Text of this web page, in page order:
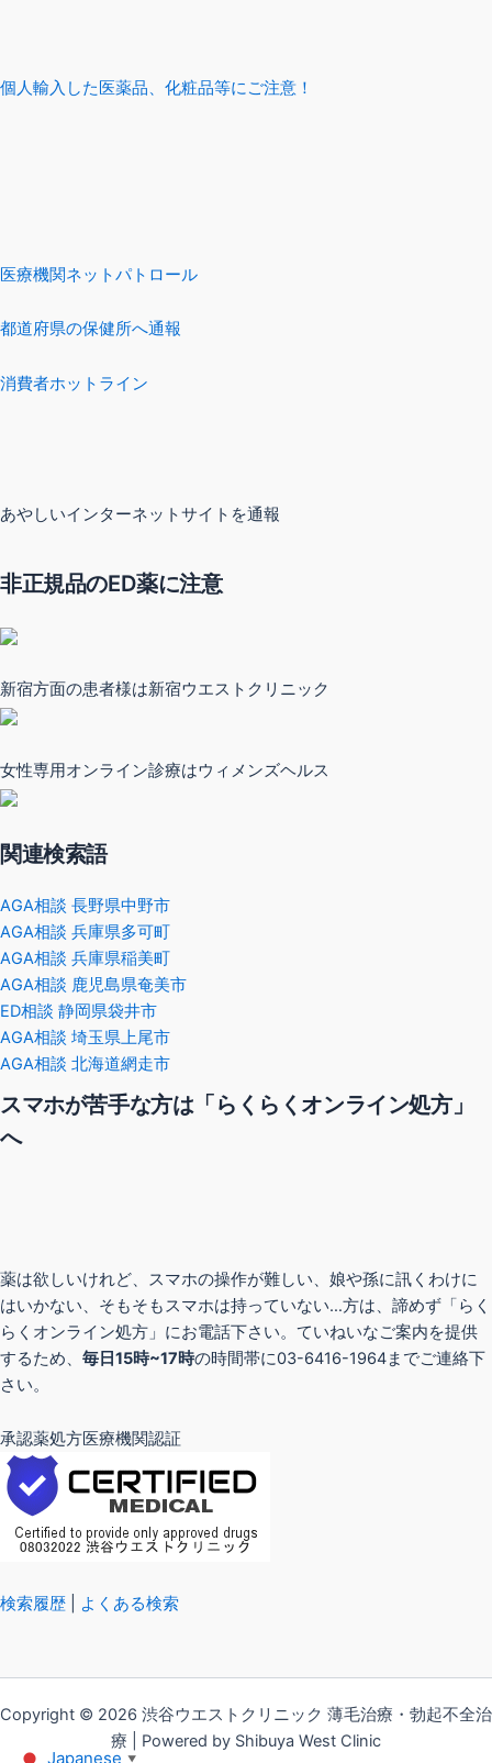
個人輸入した医薬品、化粧品等にご注意！
医療機関ネットパトロール
都道府県の保健所へ通報
消費者ホットライン
あやしいインターネットサイトを通報
非正規品のED薬に注意
新宿方面の患者様は新宿ウエストクリニック
女性専用オンライン診療はウィメンズヘルス
関連検索語
AGA相談 長野県中野市
AGA相談 兵庫県多可町
AGA相談 兵庫県稲美町
AGA相談 鹿児島県奄美市
ED相談 静岡県袋井市
AGA相談 埼玉県上尾市
AGA相談 北海道網走市
スマホが苦手な方は「らくらくオンライン処方」
へ
薬は欲しいけれど、スマホの操作が難しい、娘や孫に訊くわけに
はいかない、そもそもスマホは持っていない…方は、諦めず「らく
らくオンライン処方」にお電話下さい。ていねいなご案内を提供
するため、 毎日15時~17時の時間帯に03-6416-1964までご連絡下
さい。
承認薬処方医療機関認証
検索履歴 よくある検索
Copyright © 2026 渋谷ウエストクリニック 薄毛治療・勃起不全治
療 | Powered by Shibuya West Clinic
Japanese ▼